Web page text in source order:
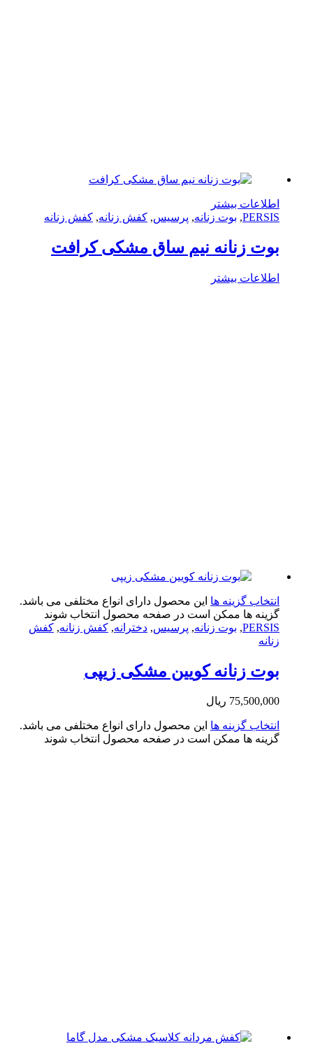
بیشتر
بوت زنانه ,پرسیس, کفش زنانه,کفش زنانه
زنانه نیم ساق مشکی کرافت
بیشتر
گزینه ها این محصول دارای انواع مختلفی می باشد.
ها ممکن است در صفحه محصول انتخاب شوند
بوت زنانه ,پرسیس, دخترانه , کفش زنانه,کفش
زنانه کویین مشکی زیپی
ریال
گزینه ها این محصول دارای انواع مختلفی می باشد.
ها ممکن است در صفحه محصول انتخاب شوند